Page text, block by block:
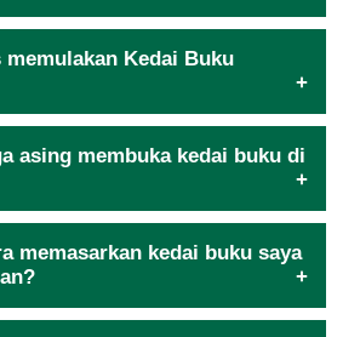
memulakan Kedai Buku
asing membuka kedai buku di
memasarkan kedai buku saya